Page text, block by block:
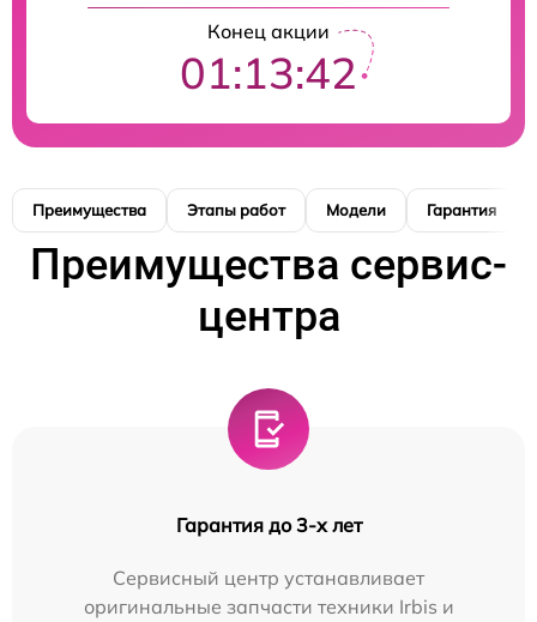
Конец акции
01:13:41
Преимущества Этапы работ Модели Гарантия
Преимущества сервис-
центра
Гарантия до 3-х лет
Сервисный центр устанавливает
оригинальные запчасти техники Irbis и